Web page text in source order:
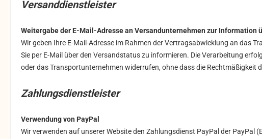
Versanddienstleister
Weitergabe der E-Mail-Adresse an Versandunternehmen zur Information
Wir geben Ihre E-Mail-Adresse im Rahmen der Vertragsabwicklung an das
Sie per E-Mail über den Versandstatus zu informieren. Die Verarbeitung
oder das Transportunternehmen widerrufen, ohne dass die
Zahlungsdienstleister
Verwendung von PayPal
Wir verwenden auf unserer Website den Zahlungsdienst PayPal der PayPal